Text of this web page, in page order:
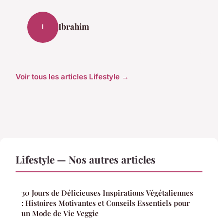
I Ibrahim
Voir tous les articles Lifestyle →
Lifestyle — Nos autres articles
30 Jours de Délicieuses Inspirations Végétaliennes
: Histoires Motivantes et Conseils Essentiels pour
un Mode de Vie Veggie